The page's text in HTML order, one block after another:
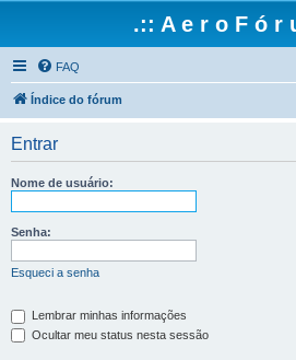
.:: A e r o F ó r
FAQ
Índice do fórum
Entrar
Nome de usuário:
Senha:
Esqueci a senha
Lembrar minhas informações
Ocultar meu status nesta sessão